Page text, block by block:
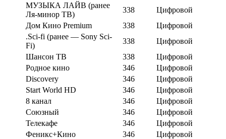
МУЗЫКА ЛАЙВ (ранее
Ля-минор ТВ)
338
Цифровой
Дом Кино Premium
338
Цифровой
.Sci-fi (ранее — Sony Sci-
Fi)
338
Цифровой
Шансон ТВ
338
Цифровой
Родное кино
346
Цифровой
Discovery
346
Цифровой
Start World HD
346
Цифровой
8 канал
346
Цифровой
Союзный
346
Цифровой
Телекафе
346
Цифровой
Феникс+Кино
346
Цифровой